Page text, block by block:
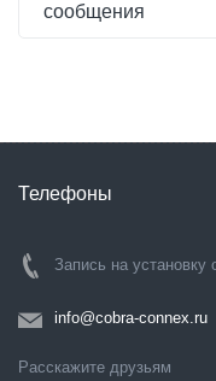
сообщения
Телефоны
Запись на установку
info@cobra-connex.ru
Расскажите друзьям